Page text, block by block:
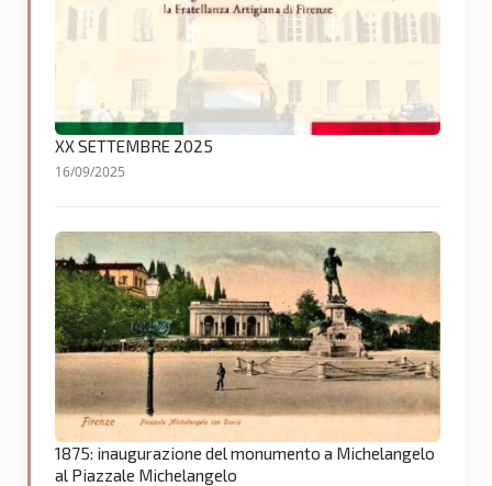
XX SETTEMBRE 2025
16/09/2025
1875: inaugurazione del monumento a Michelangelo
al Piazzale Michelangelo